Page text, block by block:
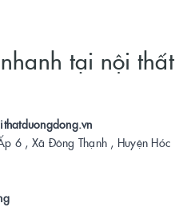
tại nội thất
6 , Xã Đông Thạnh , Huyện Hóc